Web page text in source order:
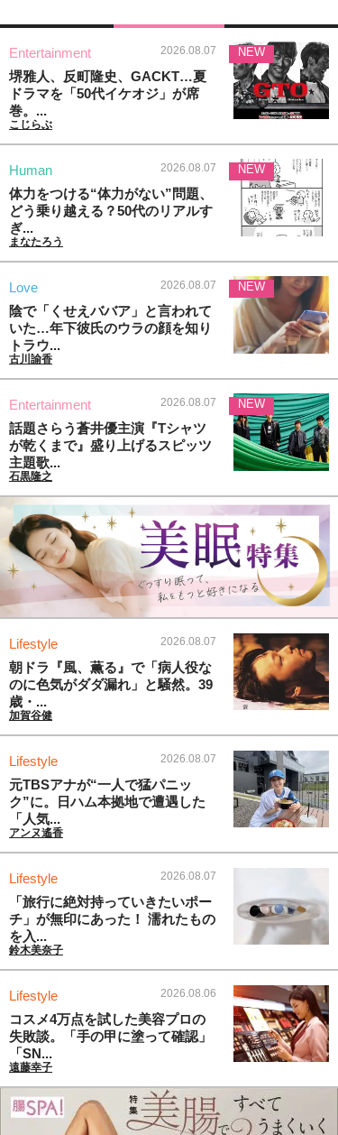
Entertainment 2026.08.07
堺雅人、反町隆史、GACKT…夏
ドラマを「50代イケオジ」が席
巻。...
こじらぶ
NEW
Human 2026.08.07
体力をつける“体力がない”問題、
どう乗り越える？50代のリアルす
ぎ...
まなたろう
NEW
Love 2026.08.07
陰で「くせえババア」と言われて
いた…年下彼氏のウラの顔を知り
トラウ...
古川諭香
NEW
Entertainment 2026.08.07
話題さらう蒼井優主演『Tシャツ
が乾くまで』盛り上げるスピッツ
主題歌...
石黒隆之
NEW
Lifestyle 2026.08.07
朝ドラ『風、薫る』で「病人役な
のに色気がダダ漏れ」と騒然。39
歳・...
加賀谷健
Lifestyle 2026.08.07
元TBSアナが“一人で猛パニッ
ク”に。日ハム本拠地で遭遇した
「人気...
アンヌ遙香
Lifestyle 2026.08.07
「旅行に絶対持っていきたいポー
チ」が無印にあった！ 濡れたもの
を入...
鈴木美奈子
Lifestyle 2026.08.06
コスメ4万点を試した美容プロの
失敗談。「手の甲に塗って確認」
「SN...
遠藤幸子